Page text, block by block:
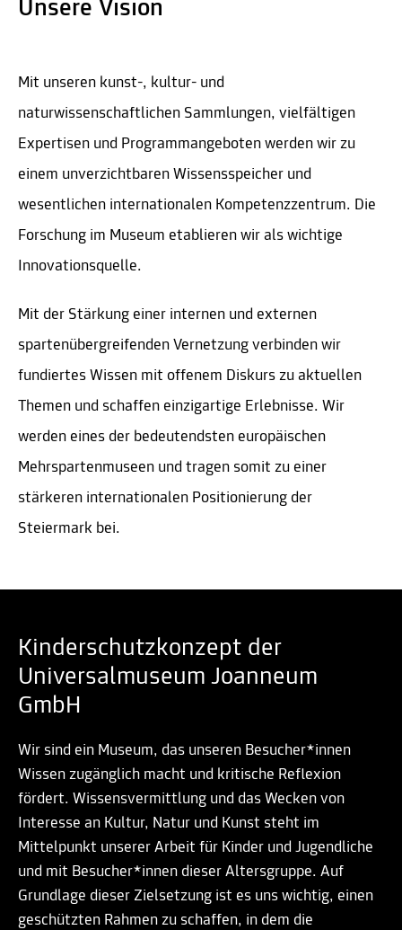
Unsere Vision
Mit unseren kunst-, kultur- und
naturwissenschaftlichen Sammlungen, vielfältigen
Expertisen und Programmangeboten werden wir zu
einem unverzichtbaren Wissensspeicher und
wesentlichen internationalen Kompetenzzentrum. Die
Forschung im Museum etablieren wir als wichtige
Innovationsquelle.
Mit der Stärkung einer internen und externen
spartenübergreifenden Vernetzung verbinden wir
fundiertes Wissen mit offenem Diskurs zu aktuellen
Themen und schaffen einzigartige Erlebnisse. Wir
werden eines der bedeutendsten europäischen
Mehrspartenmuseen und tragen somit zu einer
stärkeren internationalen Positionierung der
Steiermark bei.
Kinderschutzkonzept der
Universalmuseum Joanneum
GmbH
Wir sind ein Museum, das unseren Besucher*innen
Wissen zugänglich macht und kritische Reflexion
fördert. Wissensvermittlung und das Wecken von
Interesse an Kultur, Natur und Kunst steht im
Mittelpunkt unserer Arbeit für Kinder und Jugendliche
und mit Besucher*innen dieser Altersgruppe. Auf
Grundlage dieser Zielsetzung ist es uns wichtig, einen
geschützten Rahmen zu schaffen, in dem die